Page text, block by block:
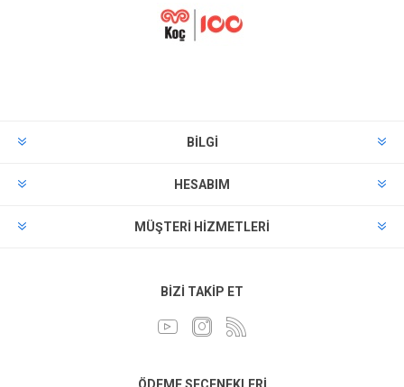
BILGI
HESABIM
MÜŞTERI HIZMETLERI
BIZI TAKIP ET